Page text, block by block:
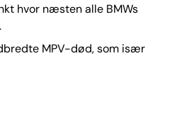
hvor næsten alle BMWs
MPV-død, som især